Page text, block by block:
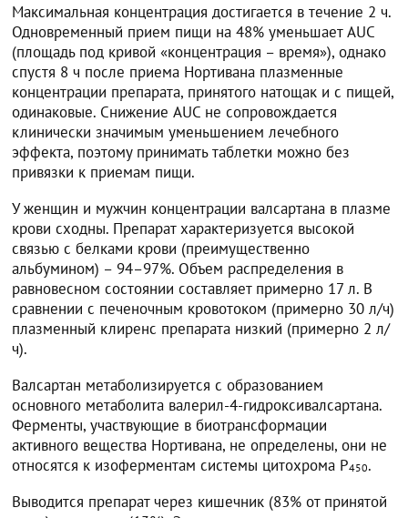
Максимальная концентрация достигается в течение 2 ч.
Одновременный прием пищи на 48% уменьшает AUC
(площадь под кривой «концентрация – время»), однако
спустя 8 ч после приема Нортивана плазменные
концентрации препарата, принятого натощак и с пищей,
одинаковые. Снижение AUC не сопровождается
клинически значимым уменьшением лечебного
эффекта, поэтому принимать таблетки можно без
привязки к приемам пищи.
У женщин и мужчин концентрации валсартана в плазме
крови сходны. Препарат характеризуется высокой
связью с белками крови (преимущественно
альбумином) – 94–97%. Объем распределения в
равновесном состоянии составляет примерно 17 л. В
сравнении с печеночным кровотоком (примерно 30 л/ч)
плазменный клиренс препарата низкий (примерно 2 л/
ч).
Валсартан метаболизируется с образованием
основного метаболита валерил-4-гидроксивалсартана.
Ферменты, участвующие в биотрансформации
активного вещества Нортивана, не определены, они не
относятся к изоферментам системы цитохрома Р450.
Выводится препарат через кишечник (83% от принятой